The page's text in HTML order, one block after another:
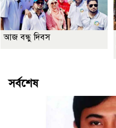
আজ বন্ধু দিবস
সর্বশেষ